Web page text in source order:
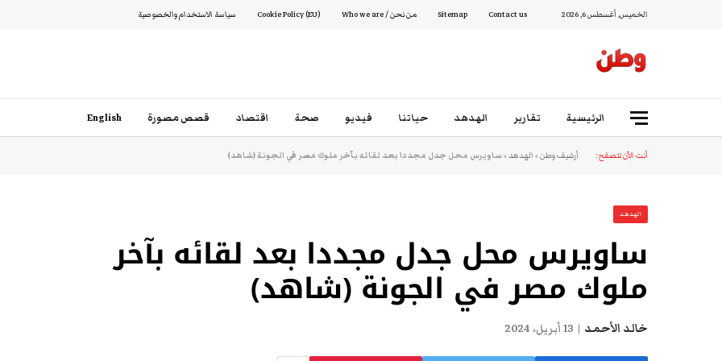
الخميس, أغسطس 6, 2026 Contact us
Sitemap من نحن / Who we are Cookie Policy (EU) سياسة الاستخدام والخصوصية
الرئيسية تقارير الهدهد حياتنا فيديو صحة اقتصاد قصص مصورة English
أنت الآن تتصفح: أرشيف وطن»الهدهد»ساويرس محل جدل مجددا بعد لقائه بآخر ملوك مصر في الجونة (شاهد)
الهدهد
ساويرس محل جدل مجددا بعد لقائه بآخر
ملوك مصر في الجونة (شاهد)
خالد الأحمد 13 أبريل، 2024